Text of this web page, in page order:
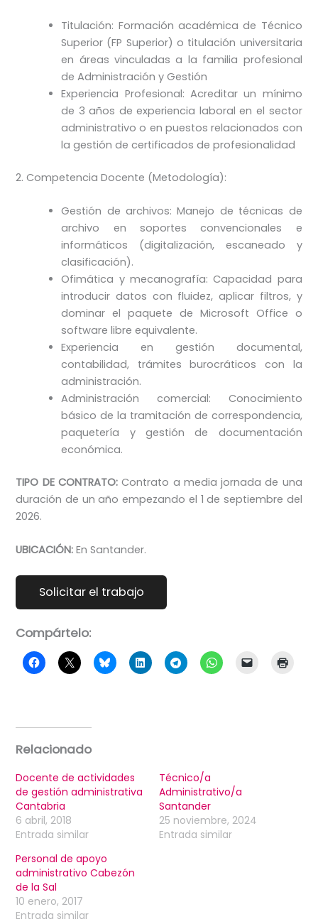
Titulación: Formación académica de Técnico
Superior (FP Superior) o titulación universitaria
en áreas vinculadas a la familia profesional
de Administración y Gestión
Experiencia Profesional: Acreditar un mínimo
de 3 años de experiencia laboral en el sector
administrativo o en puestos relacionados con
la gestión de certificados de profesionalidad
2. Competencia Docente (Metodología):
Gestión de archivos: Manejo de técnicas de
archivo en soportes convencionales e
informáticos (digitalización, escaneado y
clasificación).
Ofimática y mecanografía: Capacidad para
introducir datos con fluidez, aplicar filtros, y
dominar el paquete de Microsoft Office o
software libre equivalente.
Experiencia en gestión documental,
contabilidad, trámites burocráticos con la
administración.
Administración comercial: Conocimiento
básico de la tramitación de correspondencia,
paquetería y gestión de documentación
económica.
TIPO DE CONTRATO:Contrato a media jornada de una
duración de un año empezando el 1 de septiembre del
2026.
UBICACIÓN: En Santander.
Compártelo:
Relacionado
Docente de actividades
de gestión administrativa
Cantabria
6 abril, 2018
Entrada similar
Técnico/a
Administrativo/a
Santander
25 noviembre, 2024
Entrada similar
Personal de apoyo
administrativo Cabezón
de la Sal
10 enero, 2017
Entrada similar